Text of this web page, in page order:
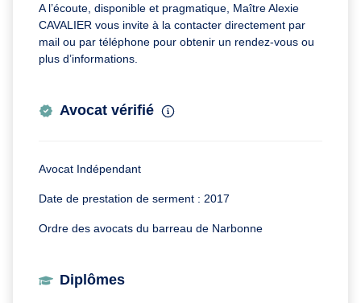
A l’écoute, disponible et pragmatique, Maître Alexie
CAVALIER vous invite à la contacter directement par
mail ou par téléphone pour obtenir un rendez-vous ou
plus d’informations.
Avocat vérifié
Avocat Indépendant
Date de prestation de serment : 2017
Ordre des avocats du barreau de Narbonne
Diplômes